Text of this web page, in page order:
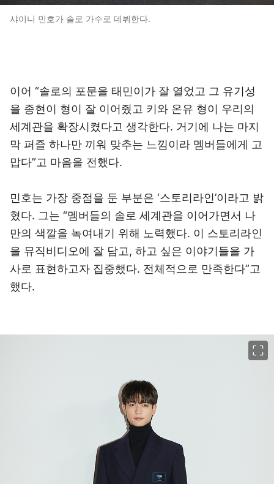
샤이니 민호가 솔로 가수로 데뷔한다.
이어 “솔로의 포문을 태민이가 잘 열었고 그 유기성
을 종현이 형이 잘 이어줬고 키와 온유 형이 우리의
세계관을 확장시켰다고 생각한다. 거기에 나는 마지
막 퍼즐 하나만 끼워 맞추는 느낌이라 멤버들에게 고
맙다”고 마음을 전했다.
민호는 가장 중점을 둔 부분은 ‘스토리라인’이라고 밝
혔다. 그는 “멤버들의 솔로 세계관을 이어가면서 나
만의 색깔을 녹여내기 위해 노력했다. 이 스토리라인
을 뮤직비디오에 잘 담고, 하고 싶은 이야기들을 가
사로 표현하고자 집중했다. 전체적으로 만족한다”고
했다.